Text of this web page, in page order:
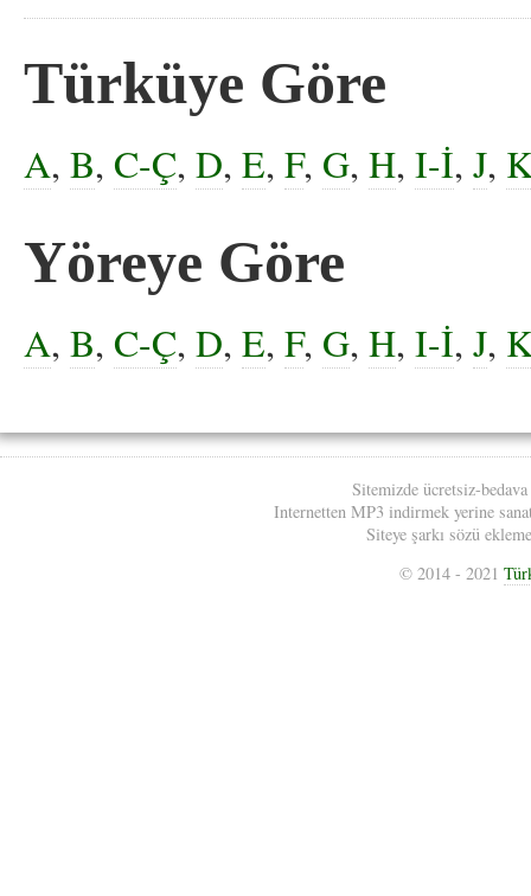
Türküye Göre
A, B, C-Ç, D, E, F, G, H, I-İ, J,
Yöreye Göre
A, B, C-Ç, D, E, F, G, H, I-İ, J,
Sitemizde ücretsiz-
Internetten MP3 indirmek yerine
Siteye şarkı sözü
© 2014 - 2021